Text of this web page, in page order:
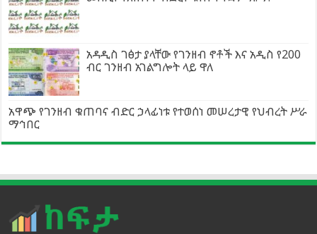
አዳዲስ ገፅታ ያላቸው የገንዘብ ኖቶች እና አዲስ የ200
ብር ገንዘብ አገልግሎት ላይ ዋለ
አዋጭ የገንዘብ ቁጠባና ብድር ኃላፊነቱ የተወሰነ መሠረታዊ የህብረት ሥራ
ማኅበር